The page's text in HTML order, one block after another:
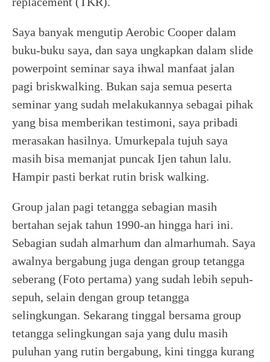
Saya banyak mengutip Aerobic Cooper dalam
buku-buku saya, dan saya ungkapkan dalam slide
powerpoint seminar saya ihwal manfaat jalan
pagi briskwalking. Bukan saja semua peserta
seminar yang sudah melakukannya sebagai pihak
yang bisa memberikan testimoni, saya pribadi
merasakan hasilnya. Umurkepala tujuh saya
masih bisa memanjat puncak Ijen tahun lalu.
Hampir pasti berkat rutin brisk walking.
Group jalan pagi tetangga sebagian masih
bertahan sejak tahun 1990-an hingga hari ini.
Sebagian sudah almarhum dan almarhumah. Saya
awalnya bergabung juga dengan group tetangga
seberang (Foto pertama) yang sudah lebih sepuh-
sepuh, selain dengan group tetangga
selingkungan. Sekarang tinggal bersama group
tetangga selingkungan saja yang dulu masih
puluhan yang rutin bergabung, kini tingga kurang